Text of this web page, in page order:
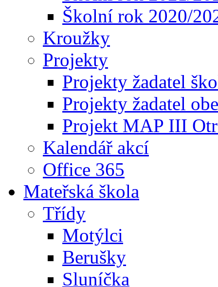
Školní rok 2020/
Kroužky
Projekty
Projekty žadatel
Projekty žadatel
Projekt MAP III
Kalendář akcí
Office 365
Mateřská škola
Třídy
Motýlci
Berušky
Sluníčka